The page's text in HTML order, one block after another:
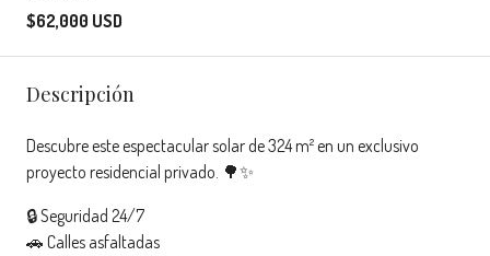
$62,000 USD
Descripción
Descubre este espectacular solar de 324 m² en un exclusivo
proyecto residencial privado. 🌳✨
🔒 Seguridad 24/7
🚗 Calles asfaltadas